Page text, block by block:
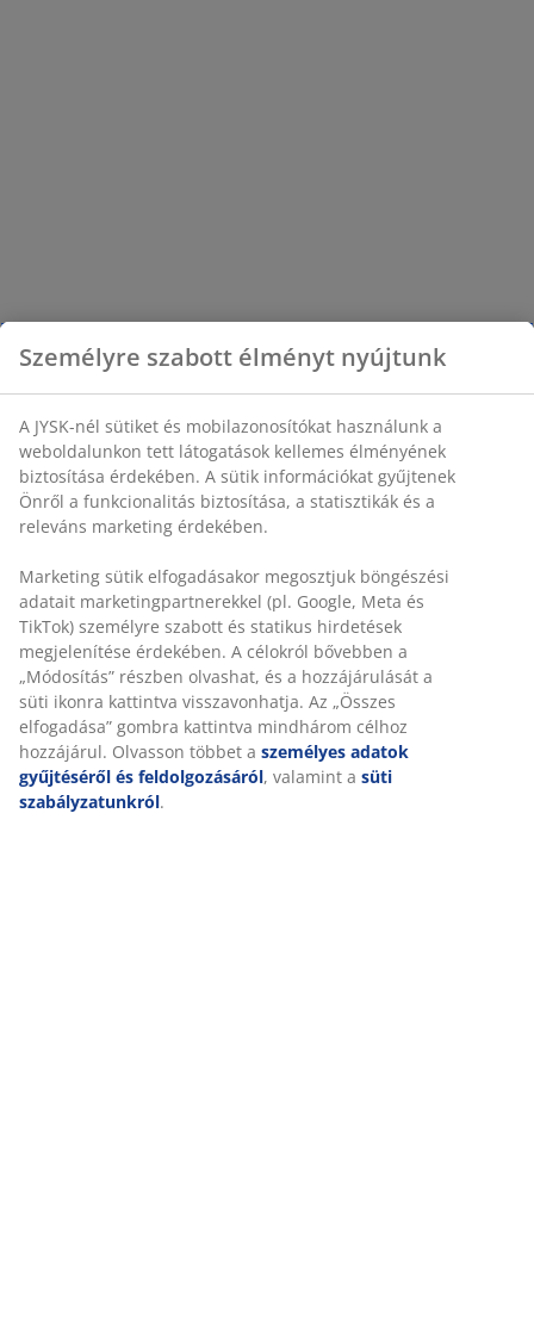
Személyre szabott élményt nyújtunk
A JYSK-nél sütiket és mobilazonosítókat használunk a
weboldalunkon tett látogatások kellemes élményének
biztosítása érdekében. A sütik információkat gyűjtenek
Önről a funkcionalitás biztosítása, a statisztikák és a
releváns marketing érdekében.
Marketing sütik elfogadásakor megosztjuk böngészési
adatait marketingpartnerekkel (pl. Google, Meta és
TikTok) személyre szabott és statikus hirdetések
megjelenítése érdekében. A célokról bővebben a
„Módosítás” részben olvashat, és a hozzájárulását a
süti ikonra kattintva visszavonhatja. Az „Összes
elfogadása” gombra kattintva mindhárom célhoz
hozzájárul. Olvasson többet a személyes adatok
gyűjtéséről és feldolgozásáról, valamint a süti
szabályzatunkról.